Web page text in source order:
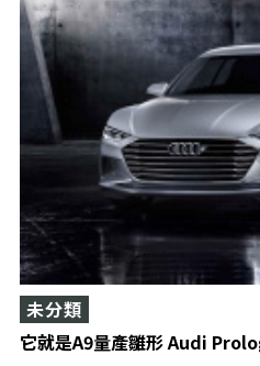
它就是A9量產雛形 Audi
未分類